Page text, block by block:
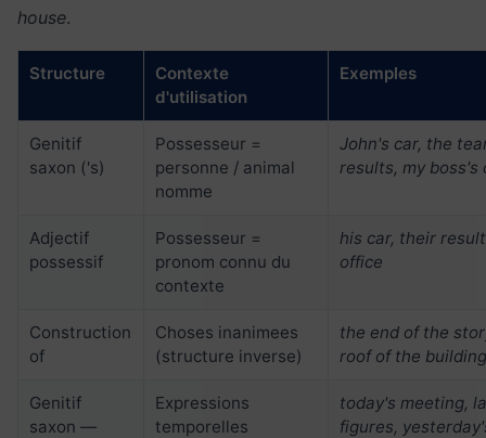
house.
Structure
Contexte
d'utilisation
Exemples
Genitif
saxon ('s)
Possesseur =
personne / animal
nomme
John's car, the
results, my boss's
Adjectif
possessif
Possesseur =
pronom connu du
contexte
his car, their
office
Construction
of
Choses inanimees
(structure inverse)
the end of the
roof of the
Genitif
saxon —
Expressions
temporelles
today's meeting,
figures,